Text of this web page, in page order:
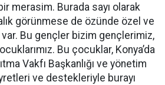
merasim. Burada sayı olarak
görünmese de özünde özel ve
Bu gençler bizim gençlerimiz,
Bu çocuklar, Konya’da
Vakfı Başkanlığı ve yönetim
ve destekleriyle burayı